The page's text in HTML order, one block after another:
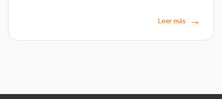
Leer más